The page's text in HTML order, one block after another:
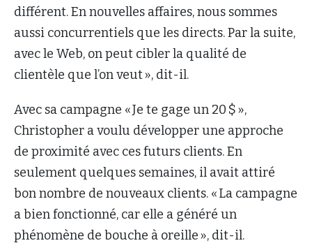
différent. En nouvelles affaires, nous sommes
aussi concurrentiels que les directs. Par la suite,
avec le Web, on peut cibler la qualité de
clientèle que l’on veut », dit-il.
Avec sa campagne « Je te gage un 20 $ »,
Christopher a voulu développer une approche
de proximité avec ces futurs clients. En
seulement quelques semaines, il avait attiré
bon nombre de nouveaux clients. « La campagne
a bien fonctionné, car elle a généré un
phénomène de bouche à oreille », dit-il.